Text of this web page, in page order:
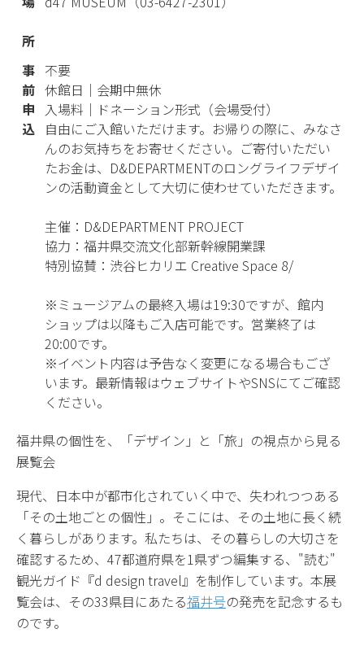
所
事
前
申
込
不要
休館日｜会期中無休
入場料｜ドネーション形式（会場受付）
自由にご入館いただけます。お帰りの際に、みなさ
んのお気持ちをお寄せください。ご寄付いただい
たお金は、D&DEPARTMENTのロングライフデザイ
ンの活動資金として大切に使わせていただきます。
主催：D&DEPARTMENT PROJECT
協力：福井県交流文化部新幹線開業課
特別協賛：渋谷ヒカリエ Creative Space 8/
※ミュージアムの最終入場は19:30ですが、館内
ショップは以降もご入店可能です。営業終了は
20:00です。
※イベント内容は予告なく変更になる場合もござ
います。最新情報はウェブサイトやSNSにてご確認
ください。
福井県の個性を、「デザイン」と「旅」の視点から見る
展覧会
現代、日本中が都市化されていく中で、失われつつある
「その土地ごとの個性」。そこには、その土地に長く続
く暮らしがあります。私たちは、その暮らしの大切さを
確認するため、47都道府県を1県ずつ編集する、"読む"
観光ガイド『d design travel』を制作しています。本展
覧会は、その33県目にあたる福井号の発売を記念するも
のです。